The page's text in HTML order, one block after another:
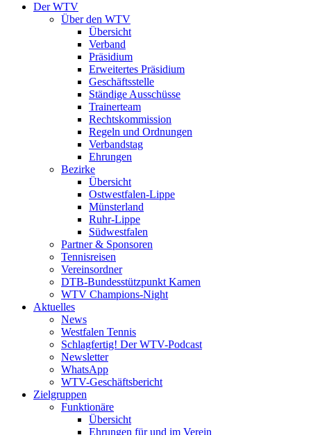
Der WTV
Über den WTV
Übersicht
Verband
Präsidium
Erweitertes Präsidium
Geschäftsstelle
Ständige Ausschüsse
Trainerteam
Rechtskommission
Regeln und Ordnungen
Verbandstag
Ehrungen
Bezirke
Übersicht
Ostwestfalen-Lippe
Münsterland
Ruhr-Lippe
Südwestfalen
Partner & Sponsoren
Tennisreisen
Vereinsordner
DTB-Bundesstützpunkt Kamen
WTV Champions-Night
Aktuelles
News
Westfalen Tennis
Schlagfertig! Der WTV-Podcast
Newsletter
WhatsApp
WTV-Geschäftsbericht
Zielgruppen
Funktionäre
Übersicht
Ehrungen für und im Verein